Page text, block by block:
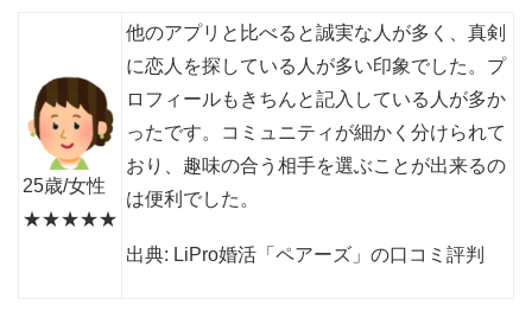
25歳/女性
★★★★★
他のアプリと比べると誠実な人が多く、真剣
に恋人を探している人が多い印象でした。プ
ロフィールもきちんと記入している人が多か
ったです。コミュニティが細かく分けられて
おり、趣味の合う相手を選ぶことが出来るの
は便利でした。
出典: LiPro婚活「ペアーズ」の口コミ評判